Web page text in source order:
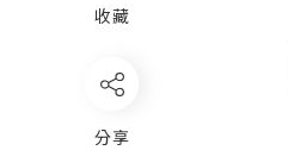
收藏
分享